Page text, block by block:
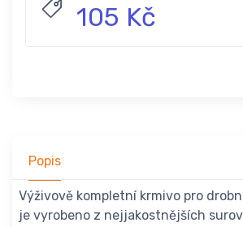
105 Kč
Popis
Výživově kompletní krmivo pro
je vyrobeno z nejjakostnějších